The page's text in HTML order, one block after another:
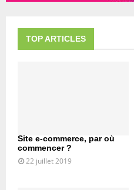
TOP ARTICLES
Site e-commerce, par où
commencer ?
22 juillet 2019